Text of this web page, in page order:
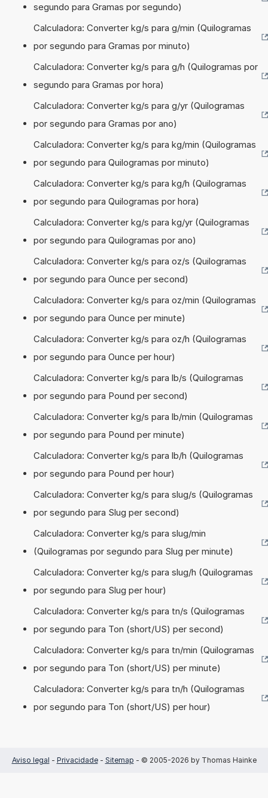
segundo para Gramas por segundo)
Calculadora: Converter kg/s para g/min (Quilogramas
por segundo para Gramas por minuto)
Calculadora: Converter kg/s para g/h (Quilogramas por
segundo para Gramas por hora)
Calculadora: Converter kg/s para g/yr (Quilogramas
por segundo para Gramas por ano)
Calculadora: Converter kg/s para kg/min (Quilogramas
por segundo para Quilogramas por minuto)
Calculadora: Converter kg/s para kg/h (Quilogramas
por segundo para Quilogramas por hora)
Calculadora: Converter kg/s para kg/yr (Quilogramas
por segundo para Quilogramas por ano)
Calculadora: Converter kg/s para oz/s (Quilogramas
por segundo para Ounce per second)
Calculadora: Converter kg/s para oz/min (Quilogramas
por segundo para Ounce per minute)
Calculadora: Converter kg/s para oz/h (Quilogramas
por segundo para Ounce per hour)
Calculadora: Converter kg/s para lb/s (Quilogramas
por segundo para Pound per second)
Calculadora: Converter kg/s para lb/min (Quilogramas
por segundo para Pound per minute)
Calculadora: Converter kg/s para lb/h (Quilogramas
por segundo para Pound per hour)
Calculadora: Converter kg/s para slug/s (Quilogramas
por segundo para Slug per second)
Calculadora: Converter kg/s para slug/min
(Quilogramas por segundo para Slug per minute)
Calculadora: Converter kg/s para slug/h (Quilogramas
por segundo para Slug per hour)
Calculadora: Converter kg/s para tn/s (Quilogramas
por segundo para Ton (short/US) per second)
Calculadora: Converter kg/s para tn/min (Quilogramas
por segundo para Ton (short/US) per minute)
Calculadora: Converter kg/s para tn/h (Quilogramas
por segundo para Ton (short/US) per hour)
Aviso legal - Privacidade- Sitemap - © 2005-2026 by Thomas Hainke